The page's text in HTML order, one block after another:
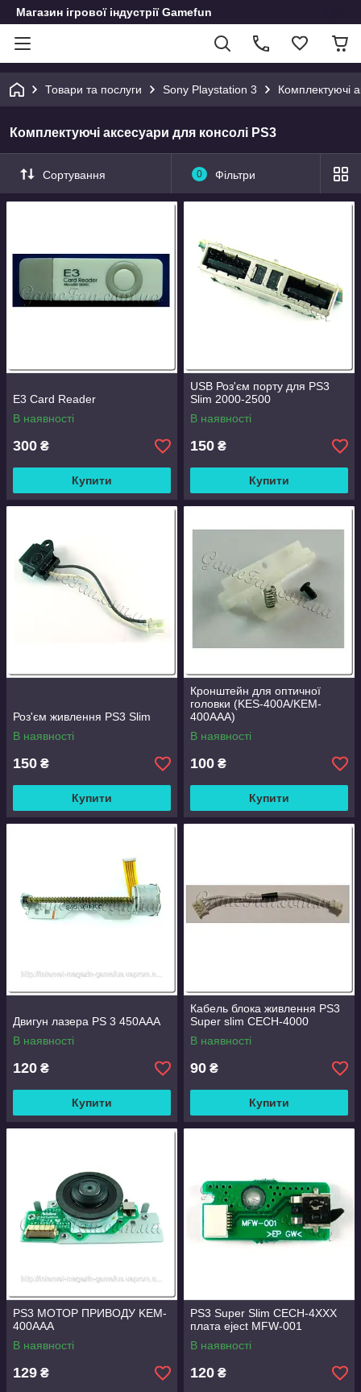
Магазин ігрової індустрії Gamefun
Товари та послуги Sony Playstation 3 Комплектуючі
Комплектуючі аксесуари для консолі PS3
Сортування 0 Фільтри
E3 Card Reader
В наявності
300 ₴
Купити
USB Роз'єм порту для PS3
Slim 2000-2500
В наявності
150 ₴
Купити
Роз'єм живлення PS3 Slim
В наявності
150 ₴
Купити
Кронштейн для оптичної
головки (KES-400A/KEM-
400AAA)
В наявності
100 ₴
Купити
Двигун лазера PS 3 450AAA
В наявності
120 ₴
Купити
Кабель блока живлення PS3
Super slim CECH-4000
В наявності
90 ₴
Купити
PS3 МОТОР ПРИВОДУ KEM-
400AAA
В наявності
129 ₴
PS3 Super Slim CECH-4XXX
плата eject MFW-001
В наявності
120 ₴